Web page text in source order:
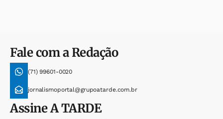
Fale com a Redação
(71) 99601-0020
jornalismoportal@grupoatarde.com.br
AssineA TARDE